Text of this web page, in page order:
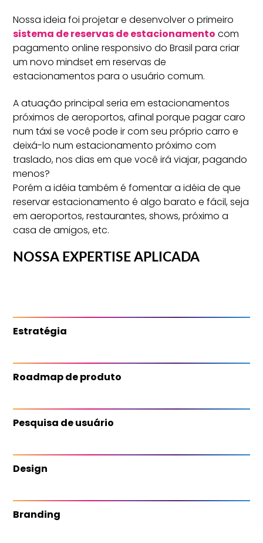
Nossa ideia foi projetar e desenvolver o primeiro
sistema de reservas de estacionamento com
pagamento online responsivo do Brasil para criar
um novo mindset em reservas de
estacionamentos para o usuário comum.
A atuação principal seria em estacionamentos
próximos de aeroportos, afinal porque pagar caro
num táxi se você pode ir com seu próprio carro e
deixá-lo num estacionamento próximo com
traslado, nos dias em que você irá viajar, pagando
menos?
Porém a idéia também é fomentar a idéia de que
reservar estacionamento é algo barato e fácil, seja
em aeroportos, restaurantes, shows, próximo a
casa de amigos, etc.
NOSSA EXPERTISE APLICADA
Estratégia
Roadmap de produto
Pesquisa de usuário
Design
Branding